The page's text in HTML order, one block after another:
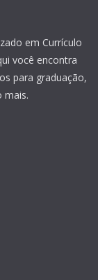
em Currículo
você encontra
para graduação,
mais.